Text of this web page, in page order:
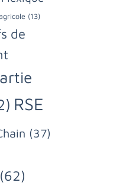
(13)
de
RSE
(37)
(62)